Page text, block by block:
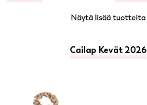
Näytä lisää tuotteita
Cailap Kevät 2026